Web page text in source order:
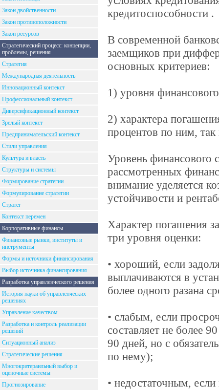
Закон двойственности
Закон противоположности
Закон ресурсов
Стратегический процесс: концепции,
проблемы, решения
Стратегия
Международная деятельность
Инновационный контекст
Профессиональный контекст
Диверсификационный контекст
Зрелый контекст
Предпринимательский контекст
Стили управления
Культура и власть
Структуры и системы
Формирование стратегии
Формулирование стратегии
Стратег
Контекст перемен
Корпоративные финансы
Финансовые рынки, институты и
инструменты
Формы и источники финансирования
Выбор источника финансирования
Разработка управленческого решения
История науки об управленческих
решениях
Управление качеством
Разработка и контроль реализации
решений
Ситуационный анализ
Стратегические решения
Многокритераильный выбор и
оценочные системы
Прогнозирование
кредитоспособности .
В современной
заемщиков при
основных критериев:
1) уровня
2) характера
процентов по ним, так
Уровень финансового
рассмотренных
внимание уделяется
устойчивости и
Характер погашения
три уровня оценки:
• хороший, если
выплачиваются в
более одного разана
• слабым, если
составляет не более
90 дней, но с
по нему);
• недостаточным,